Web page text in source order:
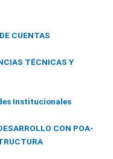
CUENTAS
TÉCNICAS Y
Institucionales
CON POA-